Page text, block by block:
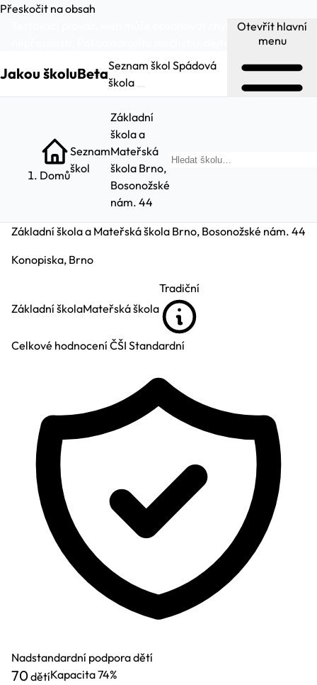
Přeskočit na obsah
Testovací provoz, web může obsahovat chyby a
dejte nám vědět.
Jakou školuBetaSeznam škol Spádová
škola
Otevřít hlavní
menu
Domů
Seznam
škol
Základní
škola a
Mateřská
škola Brno,
Bosonožské
nám. 44
Základní škola a Mateřská škola Brno, Bosonožské nám. 44
Konopiska, Brno
Základní školaMateřská škola
Tradiční
Celkové hodnocení ČŠI Standardní
Nadstandardní podpora dětí
70dětíKapacita74%